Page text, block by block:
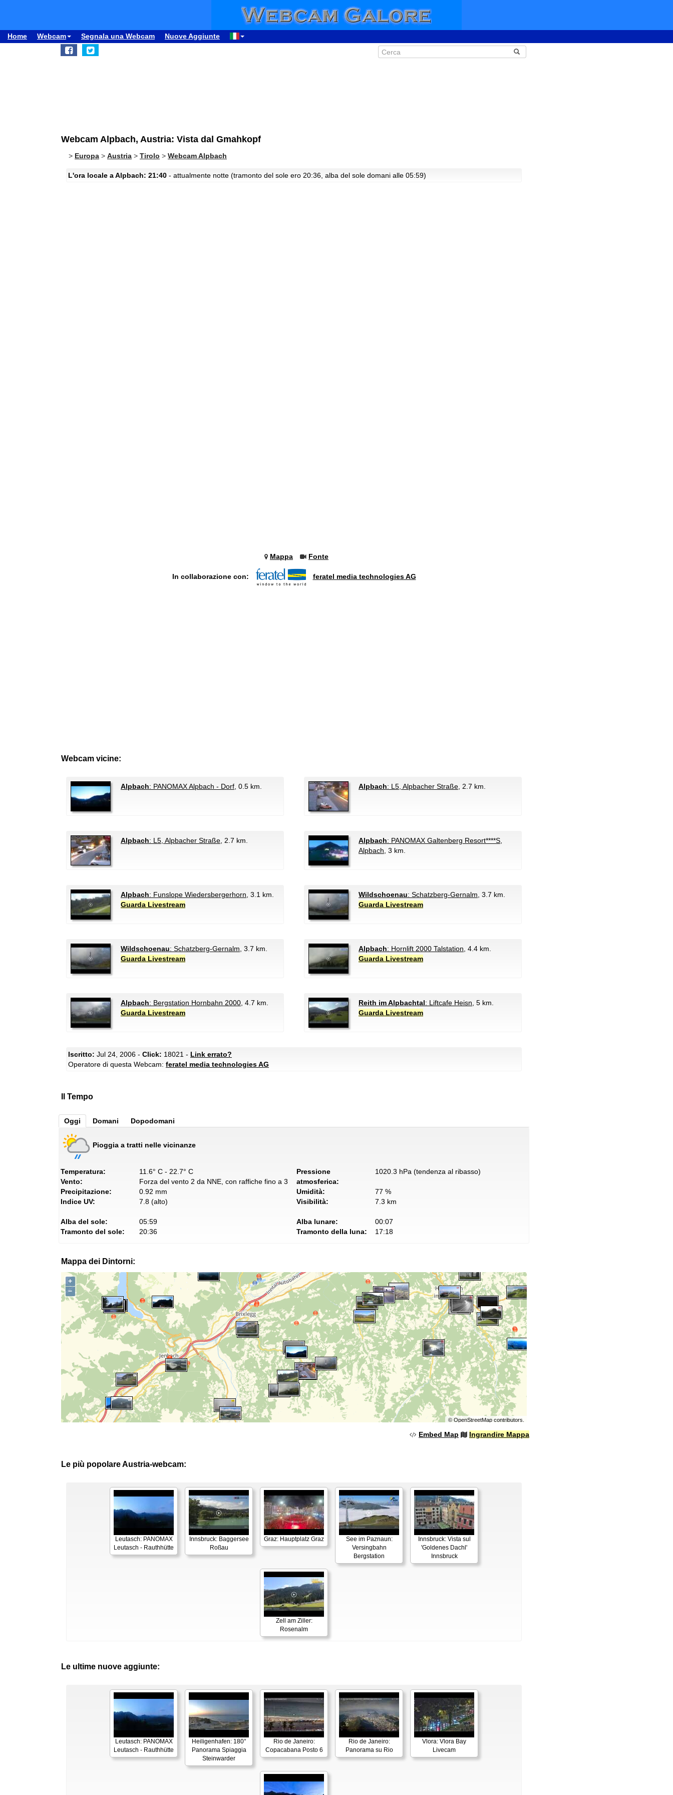
Home Webcam Segnala una Webcam Nuove Aggiunte
Webcam Alpbach, Austria: Vista dal Gmahkopf
> Europa > Austria > Tirolo > Webcam Alpbach
L'ora locale a Alpbach: 21:40 - attualmente notte (tramonto del sole ero 20:36, alba del sole domani alle 05:59)
Mappa Fonte
In collaborazione con: feratel media technologies AG
Webcam vicine:
Alpbach: PANOMAX Alpbach - Dorf , 0.5 km. Alpbach: L5, Alpbacher Straße , 2.7 km.
Alpbach: L5, Alpbacher Straße , 2.7 km. Alpbach: PANOMAX Galtenberg Resort****S,
Alpbach , 3 km.
Alpbach: Funslope Wiedersbergerhorn , 3.1 km.
Guarda Livestream
Wildschoenau: Schatzberg-Gernalm , 3.7 km.
Guarda Livestream
Wildschoenau: Schatzberg-Gernalm , 3.7 km.
Guarda Livestream
Alpbach: Hornlift 2000 Talstation , 4.4 km.
Guarda Livestream
Alpbach: Bergstation Hornbahn 2000 , 4.7 km.
Guarda Livestream
Reith im Alpbachtal: Liftcafe Heisn , 5 km.
Guarda Livestream
Iscritto: Jul 24, 2006 - Click: 18021 - Link errato?
Operatore di questa Webcam: feratel media technologies AG
Il Tempo
Oggi Domani Dopodomani
Pioggia a tratti nelle vicinanze
Temperatura:
11.6° C - 22.7° C
Vento:
Forza del vento 2 da NNE, con raffiche fino a 3
Precipitazione:
0.92 mm
Indice UV:
7.8 (alto)
Pressione
atmosferica:
1020.3 hPa (tendenza al ribasso)
Umidità:
77 %
Visibilità:
7.3 km
Alba del sole:
05:59
Tramonto del sole:
20:36
Alba lunare:
00:07
Tramonto della luna:
17:18
Mappa dei Dintorni:
+
−
© OpenStreetMapcontributors.
Embed Map Ingrandire Mappa
Le più popolare Austria-webcam:
Leutasch: PANOMAX
Leutasch - Rauthhütte
Innsbruck: Baggersee
Roßau
Graz: Hauptplatz Graz
See im Paznaun:
Versingbahn
Bergstation
Innsbruck: Vista sul
'Goldenes Dachl'
Innsbruck
Zell am Ziller:
Rosenalm
Le ultime nuove aggiunte:
Leutasch: PANOMAX
Leutasch - Rauthhütte
Heiligenhafen: 180°
Panorama Spiaggia
Steinwarder
Rio de Janeiro:
Copacabana Posto 6
Rio de Janeiro:
Panorama su Rio
Vlora: Vlora Bay
Livecam